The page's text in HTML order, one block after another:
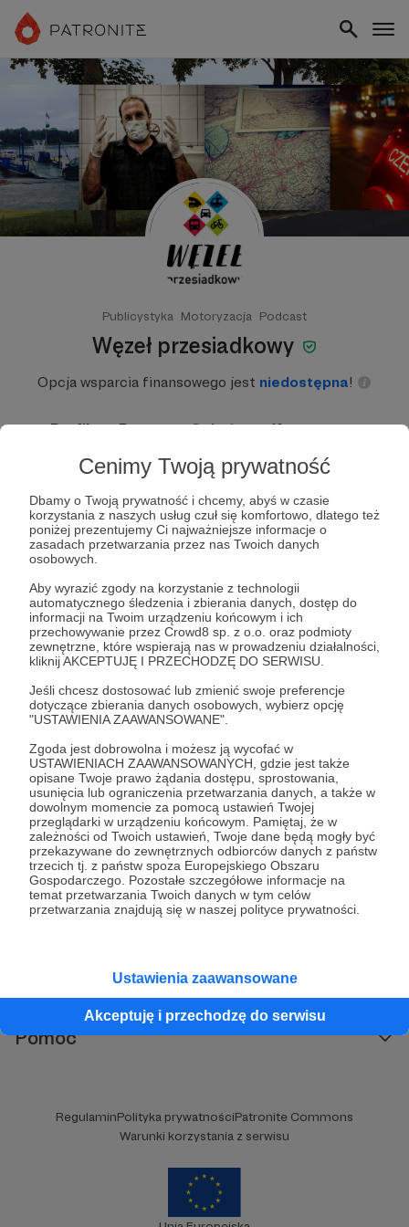
Cenimy Twoją prywatność
Dbamy o Twoją prywatność i chcemy, abyś w czasie
korzystania z naszych usług czuł się komfortowo, dlatego też
poniżej prezentujemy Ci najważniejsze informacje o
zasadach przetwarzania przez nas Twoich danych
osobowych.
Aby wyrazić zgody na korzystanie z technologii
automatycznego śledzenia i zbierania danych, dostęp do
informacji na Twoim urządzeniu końcowym i ich
przechowywanie przez Crowd8 sp. z o.o. oraz podmioty
zewnętrzne, które wspierają nas w prowadzeniu działalności,
kliknij AKCEPTUJĘ I PRZECHODZĘ DO SERWISU.
Jeśli chcesz dostosować lub zmienić swoje preferencje
dotyczące zbierania danych osobowych, wybierz opcję
"USTAWIENIA ZAAWANSOWANE".
Zgoda jest dobrowolna i możesz ją wycofać w
USTAWIENIACH ZAAWANSOWANYCH, gdzie jest także
opisane Twoje prawo żądania dostępu, sprostowania,
usunięcia lub ograniczenia przetwarzania danych, a także w
dowolnym momencie za pomocą ustawień Twojej
przeglądarki w urządzeniu końcowym. Pamiętaj, że w
zależności od Twoich ustawień, Twoje dane będą mogły być
przekazywane do zewnętrznych odbiorców danych z państw
trzecich tj. z państw spoza Europejskiego Obszaru
Gospodarczego. Pozostałe szczegółowe informacje na
temat przetwarzania Twoich danych w tym celów
przetwarzania znajdują się w naszej polityce prywatności.
Ustawienia zaawansowane
Akceptuję i przechodzę do serwisu
Publicystyka Motoryzacja Podcast
Węzeł przesiadkowy
Opcja wsparcia finansowego jest niedostępna!
Profil Posty Galeria Komentarze
Galeria mediów
Promowani autorzy
Strategy&Future
Czerpiąc z przeszłości i koncentrując na
przyszłości, opisujemy otaczającą nas
rzeczywistość przez pryzmat geopolityki i
ze Strategy&Future kluczowego źródła myśli
geopolitycznej w Polsce i w Europie.
Profesor Matczak
840 patronów 34640 zł miesięcznie
Marcin Matczak - prawnik i komentator spraw
publicznych, autor książek
popularnonaukowych, felietonista Gazety
Wyborczej, autor podkastów i filmów
edukacyjnych. Mówi jasno o prawie, filozofii i
O Patronite
Dodatkowe produkty
Pomoc
RegulaminPolityka prywatnościPatronite Commons
Warunki korzystania z serwisu